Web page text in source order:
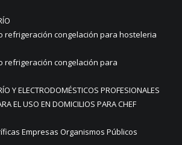
refrigeración congelación para hosteleria
refrigeración congelación para
Y ELECTRODOMÉSTICOS PROFESIONALES
EL USO EN DOMICILIOS PARA CHEF
Empresas Organismos Públicos